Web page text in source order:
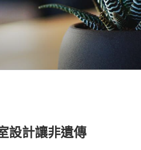
設計讓非遺傳